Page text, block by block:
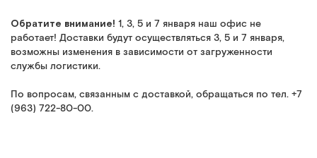
Обратите внимание! 1, 3, 5 и 7 января наш офис не
работает! Доставки будут осуществляться 3, 5 и 7 января,
возможны изменения в зависимости от загруженности
службы логистики.
По вопросам, связанным с доставкой, обращаться по тел. +7
(963) 722-80-00.